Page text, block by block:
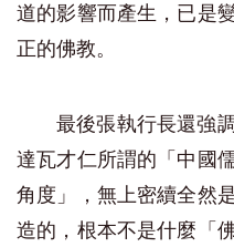
道的影響而產生，已是
正的佛教。
最後張執行長還強
達瓦才仁所謂的「中國
角度」，無上密續全然
造的，根本不是什麼「